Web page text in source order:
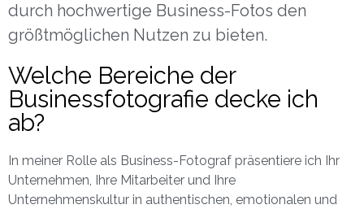
durch hochwertige Business-Fotos den
größtmöglichen Nutzen zu bieten.
Welche Bereiche der
Businessfotografie decke ich
ab?
In meiner Rolle als Business-Fotograf präsentiere ich Ihr
Unternehmen, Ihre Mitarbeiter und Ihre
Unternehmenskultur in authentischen, emotionalen und